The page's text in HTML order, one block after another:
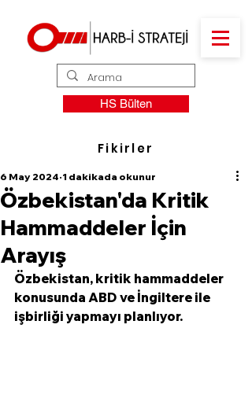
HS Bülten
Fikirler
Özbekistan'da Kritik
Hammaddeler İçin
Arayış
6 May 2024 1 dakikada okunur
Özbekistan, kritik hammaddeler
konusunda ABD ve İngiltere ile
işbirliği yapmayı planlıyor.